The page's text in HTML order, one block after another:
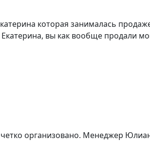
которая занималась
вы как вообще продали
организовано. Менеджер